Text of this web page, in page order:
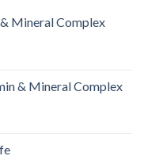
Mineral Complex
& Mineral Complex